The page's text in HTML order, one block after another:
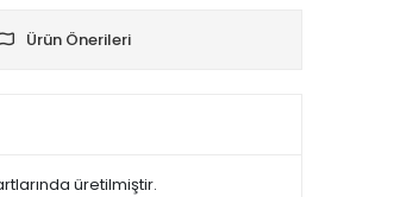
Ürün Önerileri
üretilmiştir.